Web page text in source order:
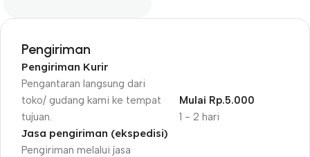
Pengiriman
Pengiriman Kurir
Pengantaran langsung dari
toko/ gudang kami ke tempat
tujuan.
1 - 2 hari
Mulai Rp.5.000
Jasa pengiriman (ekspedisi)
Pengiriman melalui jasa